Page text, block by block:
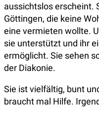
aussichtslos erscheint.
Göttingen, die keine
eine vermieten wollte.
sie unterstützt und ihr
ermöglicht. Sie sehen
der Diakonie.
Sie ist vielfältig, bunt
braucht mal Hilfe.